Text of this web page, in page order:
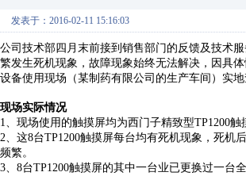
发表于：2016-02-11 15:16:03
公司技术部四月末前接到销售部门的反馈及技术
繁发生死机现象，故障现象始终无法解决，因具
设备使用现场（某制药有限公司的生产车间）实地
现场实际情况
1、现场使用的触摸屏均为西门子精致型TP1200
2、这8台TP1200触摸屏每台均有死机现象，死
频繁。
3、8台TP1200触摸屏的其中一台业已更换过一台